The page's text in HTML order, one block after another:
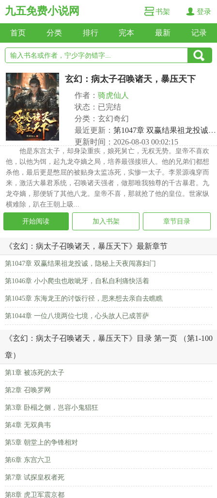
九五免费小说网 书架 登录
首页 分类 排行 完本 最新 记录
玄幻：病太子召唤诸天，暴压天下
作者： 骑虎仙人
状态：已完结
分类：玄幻奇幻
最近更新： 第1047章 双赢结果祖龙投诚，隐秘上天夜闯寡妇门
更新时间：2026-08-03 00:02:15
他是东宫太子，却身染重疾，娘死舅亡，无权无势。皇帝不喜欢
他，以他为饵，起九龙夺嫡之局，培养最强接班人。他的兄弟们都想
杀他，最后更是憋屈的被贴身太监冻死，实惨一太子。李景源魂穿而
来，激活大暴君系统，召唤诸天强者，做那唯我独尊的千古暴君。九
龙夺嫡，那便斩了其他八龙。皇帝不喜，那就抢了他的皇位。世家纵
横难除，趴在王朝上吸...
开始阅读 加入书架 章节目录
《玄幻：病太子召唤诸天，暴压天下》最新章节
第1047章 双赢结果祖龙投诚，隐秘上天夜闯寡妇门
第1046章 小小爬虫也敢呲牙，自私自利痛快活着
第1045章 东海龙王的讨饭行径，思来想去亲自去瞧瞧
第1044章 一位八境两位七境，心头故人已成菩萨
《玄幻：病太子召唤诸天，暴压天下》目录 第一页 （第1-100
章）
第1章 被冻死的太子
第2章 召唤罗网
第3章 卧榻之侧，岂容小鬼猖狂
第4章 无双典韦
第5章 朝堂上的争锋相对
第6章 东宫六卫
第7章 试探皇权者死
第8章 虎卫军震京都